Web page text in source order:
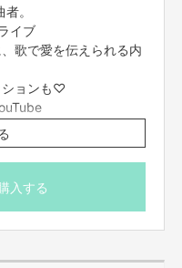
。
イブ
歌で愛を伝えられる内
ションも♡
ます。
調整。
入する